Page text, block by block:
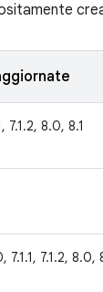
7.1.2, 8.0, 8.1
7.1.1, 7.1.2, 8.0,